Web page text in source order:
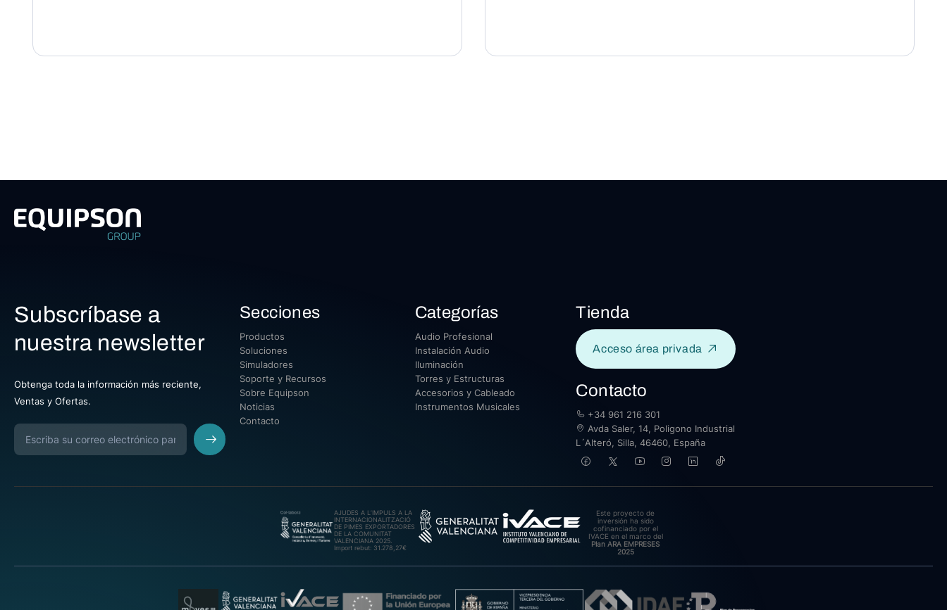
Subscríbase a
nuestra newsletter
Obtenga toda la información más reciente,
Ventas y Ofertas.
Secciones
Productos
Soluciones
Simuladores
Soporte y Recursos
Sobre Equipson
Noticias
Contacto
Categorías
Audio Profesional
Instalación Audio
Iluminación
Torres y Estructuras
Accesorios y Cableado
Instrumentos Musicales
Tienda
Acceso área privada
Contacto
+34 961 216 301
Avda Saler, 14, Poligono Industrial
L´Alteró, Silla, 46460, España
AJUDES A L’IMPULS A LA
INTERNACIONALITZACIÓ
DE PIMES EXPORTADORES
DE LA COMUNITAT
VALENCIANA 2025.
Import rebut: 31.278,27€
Este proyecto de
inversión ha sido
cofinanciado por el
IVACE en el marco del
Plan ARA EMPRESES
2025